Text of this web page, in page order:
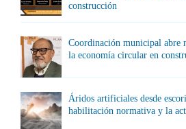
construcción
Coordinación municipal abre
la economía circular en
Áridos artificiales desde
habilitación normativa y la